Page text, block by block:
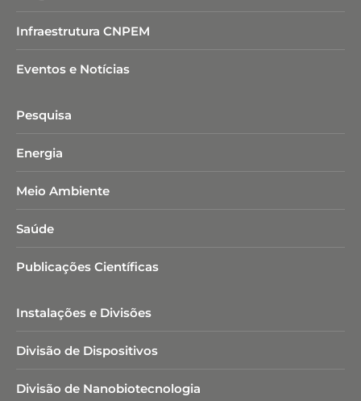
Infraestrutura CNPEM
Eventos e Notícias
Pesquisa
Energia
Meio Ambiente
Saúde
Publicações Científicas
Instalações e Divisões
Divisão de Dispositivos
Divisão de Nanobiotecnologia​